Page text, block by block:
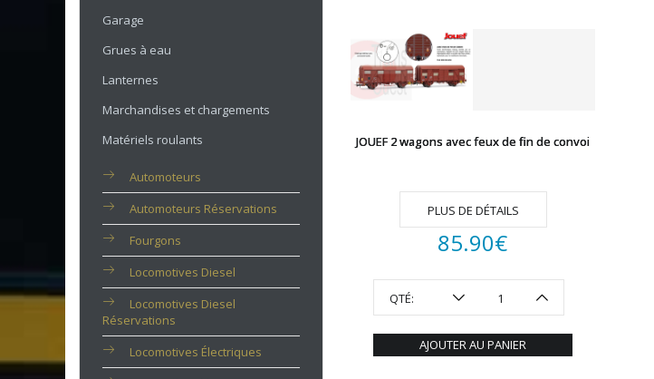
Garage
Grues à eau
Lanternes
Marchandises et chargements
Matériels roulants
Automoteurs
Automoteurs Réservations
Fourgons
Locomotives Diesel
Locomotives Diesel
Réservations
Locomotives Électriques
JOUEF 2 wagons avec feux de fin de convoi
PLUS DE DÉTAILS
85.90€
QTÉ:
AJOUTER AU PANIER